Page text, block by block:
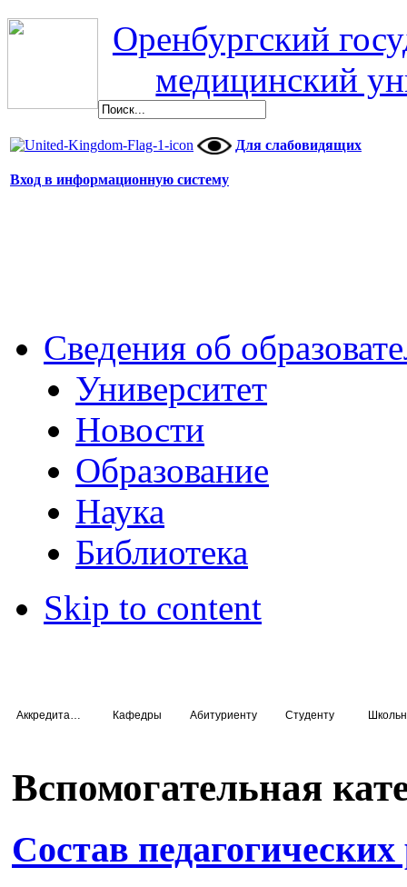
Оренбургский
медицинский
Для слабовидящих
Вход в информационную систему
Сведения об
Университет
Новости
Образование
Наука
Библиотека
Skip to content
Кафедры Абитуриенту Студенту
Вспомогательная
Состав